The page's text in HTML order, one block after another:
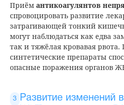
Приём антикоагулянтов
спровоцировать развитие
затрагивающей тонкий
могут наблюдаться как едва
так и тяжёлая кровавая
синтетические препараты
опасные поражения органов
Развитие изменений